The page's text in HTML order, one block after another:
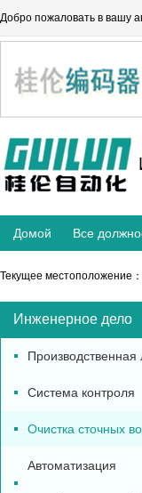
Добро пожаловать в вашу
Домой Все
Текущее местоположение：
Инженерное дело
Производственная
Система контроля
Очистка сточных
Автоматизация